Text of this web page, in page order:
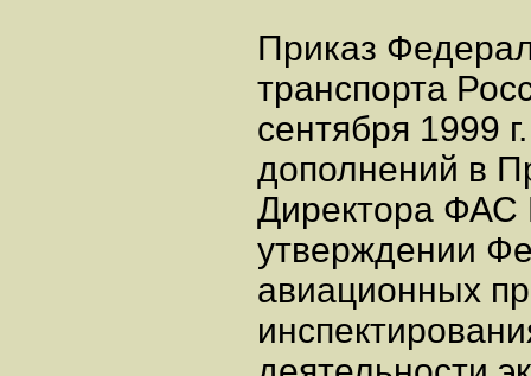
Приказ
транспорта
сентября 1999
дополнений в
Директора ФАС
утверждении
авиационных